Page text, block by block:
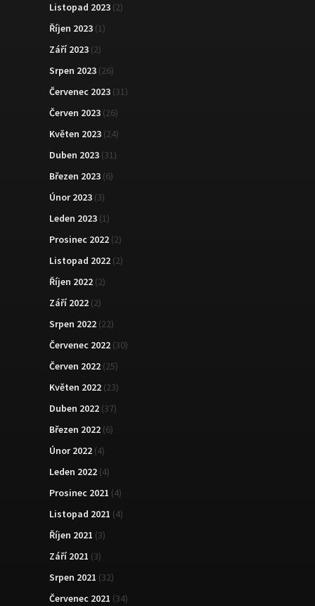
Listopad 2023 (2)
Říjen 2023 (1)
Září 2023 (2)
Srpen 2023 (26)
Červenec 2023 (31)
Červen 2023 (26)
Květen 2023 (24)
Duben 2023 (31)
Březen 2023 (6)
Únor 2023 (3)
Leden 2023 (1)
Prosinec 2022 (2)
Listopad 2022 (2)
Říjen 2022 (2)
Září 2022 (2)
Srpen 2022 (22)
Červenec 2022 (30)
Červen 2022 (25)
Květen 2022 (23)
Duben 2022 (37)
Březen 2022 (6)
Únor 2022 (4)
Leden 2022 (4)
Prosinec 2021 (4)
Listopad 2021 (4)
Říjen 2021 (3)
Září 2021 (3)
Srpen 2021 (32)
Červenec 2021 (34)